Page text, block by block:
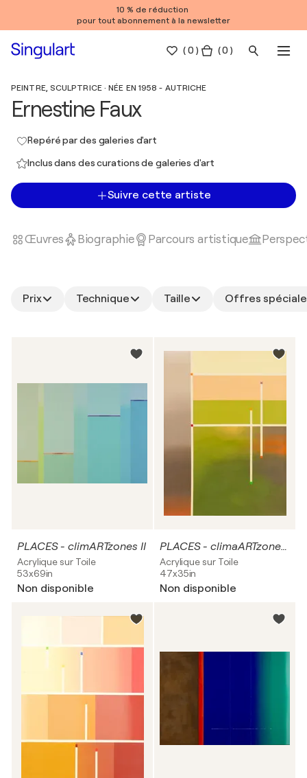
10 % de réduction
pour tout abonnement à la newsletter
(0 ) ( 0 )
PEINTRE, SCULPTRICE · NÉE EN 1958 - AUTRICHE
Ernestine Faux
Repéré par des galeries d'art
Inclus dans des curations de galeries d'art
Suivre cette artiste
Œuvres Biographie Parcours artistique
Prix Technique Taille Offres
PLACES - climARTzones II
Acrylique sur Toile
53x69in
Non disponible
PLACES - climaARTzones VII
Acrylique sur Toile
47x35in
Non disponible